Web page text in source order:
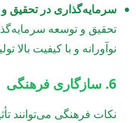
سرمایه‌گذاری در تحقیق
تحقیق و توسعه
نوآورانه و با کیفیت بالا
6. سازگاری فرهنگی
نکات فرهنگی می‌توانند